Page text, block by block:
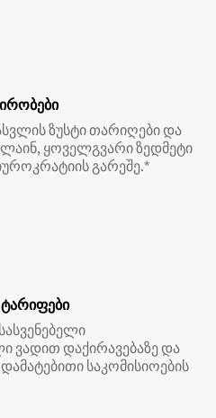
ზუსტი თარიღები და
ყოველგვარი ზედმეტი
გარეშე.*
ვადით დაქირავებაზე და
საკომისიოების